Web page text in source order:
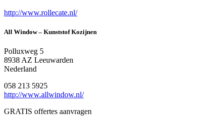
http://www.rollecate.nl/
All Window – Kunststof Kozijnen
Polluxweg 5
8938 AZ Leeuwarden
Nederland
058 213 5925
http://www.allwindow.nl/
GRATIS offertes aanvragen